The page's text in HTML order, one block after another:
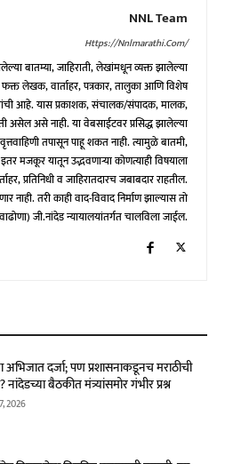
NNL Team
Https://nnlmarathi.com/
बातम्या, जाहिराती, लेखांमधून व्यक्त झालेल्या
लेखक, वार्ताहर, पत्रकार, तालुका आणि विशेष
आहे. यास प्रकाशक, संचालक/संपादक, मालक,
असेल असे नाही. या वेबसाईटवर प्रसिद्ध झालेल्या
तपासून पाहू शकत नाही. त्यामुळे बातमी,
मजकूर यातून उद्भवणाऱ्या कोणत्याही विषयाला
प्रतिनिधी व जाहिरातदारच जबाबदार राहतील.
तरी काही वाद-विवाद निर्माण झाल्यास तो
जी.नांदेड न्यायालयांतर्गत चालविला जाईल.
अभिजात दर्जा; पण प्रशासनाकडूनच मराठीची
नांदेडच्या बैठकीत मंत्र्यांसमोर गंभीर प्रश्न
2026